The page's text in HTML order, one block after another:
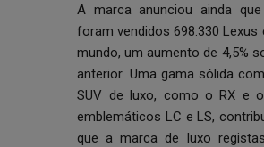
A marca anunciou ainda
foram vendidos 698.330 Lexus
mundo, um aumento de 4,5%
anterior. Uma gama sólida
SUV de luxo, como o RX e
emblemáticos LC e LS,
que a marca de luxo